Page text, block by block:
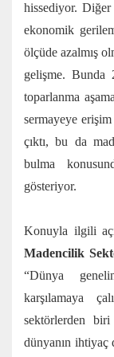
hissediyor. Diğer
ekonomik
ölçüde azalmış
gelişme. Bunda
toparlanma
sermayeye
çıktı, bu da
bulma
gösteriyor.
Konuyla ilgili
Madencilik
“Dünya
karşılamaya
sektörlerden
dünyanın